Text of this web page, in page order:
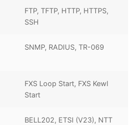
FTP, TFTP, HTTP, HTTPS,
SSH
SNMP, RADIUS, TR-069
FXS Loop Start, FXS Kewl
Start
BELL202, ETSI (V23), NTT